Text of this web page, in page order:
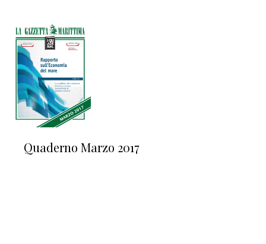
Quaderno Marzo 2017